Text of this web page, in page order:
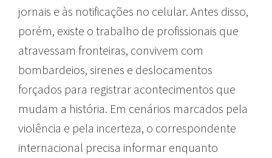
jornais e às notificações no celular. Antes disso,
porém, existe o trabalho de profissionais que
atravessam fronteiras, convivem com
bombardeios, sirenes e deslocamentos
forçados para registrar acontecimentos que
mudam a história. Em cenários marcados pela
violência e pela incerteza, o correspondente
internacional precisa informar enquanto